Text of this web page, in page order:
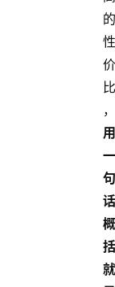
的
性
价
比
，
用
一
句
话
概
括
就